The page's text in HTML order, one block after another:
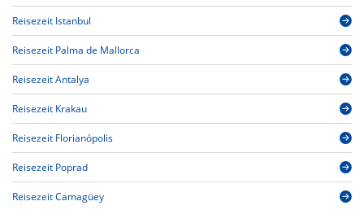
Reisezeit Istanbul
Reisezeit Palma de Mallorca
Reisezeit Antalya
Reisezeit Krakau
Reisezeit Florianópolis
Reisezeit Poprad
Reisezeit Camagüey